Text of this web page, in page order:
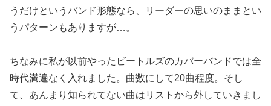
うだけというバンド形態なら、リーダーの思いのままとい
うパターンもありますが…。
ちなみに私が以前やったビートルズのカバーバンドでは全
時代満遍なく入れました。曲数にして20曲程度。そし
て、あんまり知られてない曲はリストから外していきまし